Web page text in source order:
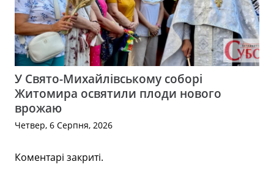
У Свято-Михайлівському соборі
Житомира освятили плоди нового
врожаю
Четвер, 6 Серпня, 2026
Коментарі закриті.